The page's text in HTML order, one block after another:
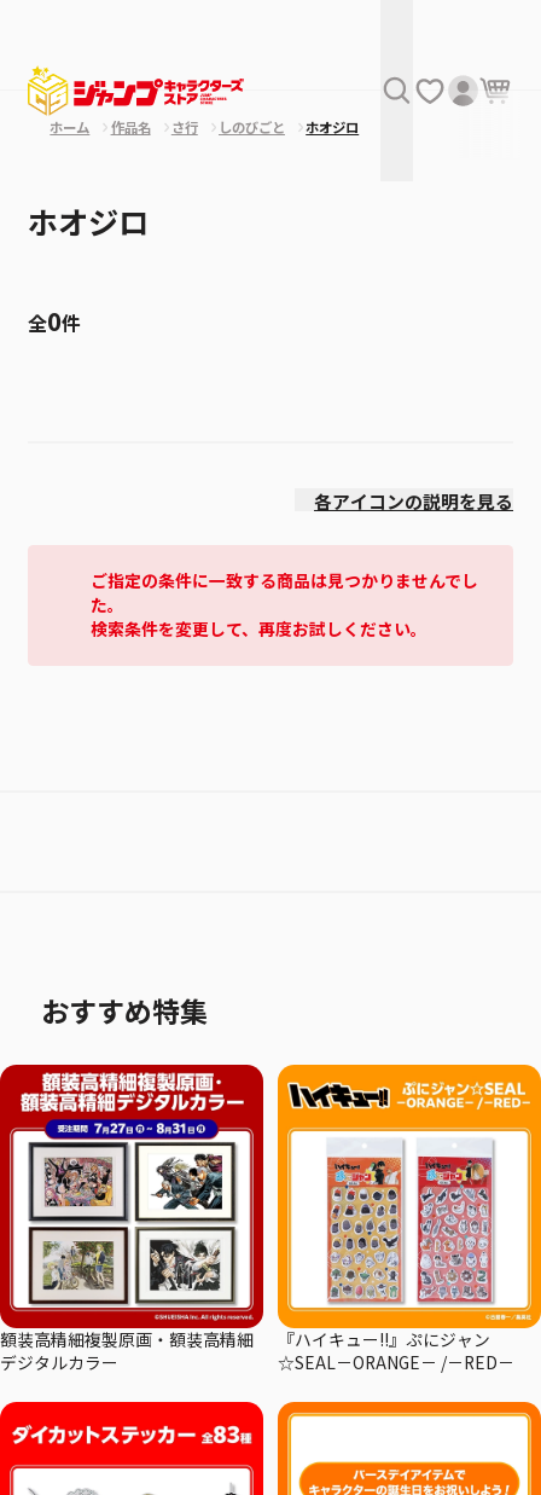
ホーム 作品名 さ行 しのびごと ホオジロ
ホオジロ
全0件
各アイコンの説明を見る
ご指定の条件に一致する商品は見つかりませんでし
た。
検索条件を変更して、再度お試しください。
おすすめ特集
額装高精細複製原画・額装高精細
デジタルカラー
『ハイキュー!!』ぷにジャン
☆SEAL－ORANGE－ /－RED－